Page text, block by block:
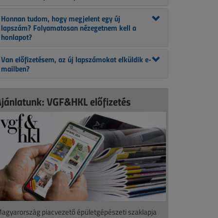
Honnan tudom, hogy megjelent egy új
lapszám? Folyamatosan nézegetnem kell a
honlapot?
Van előfizetésem, az új lapszámokat elküldik e-
mailben?
VGF&HKL előfizetés
piacvezető épületgépészeti szaklapja